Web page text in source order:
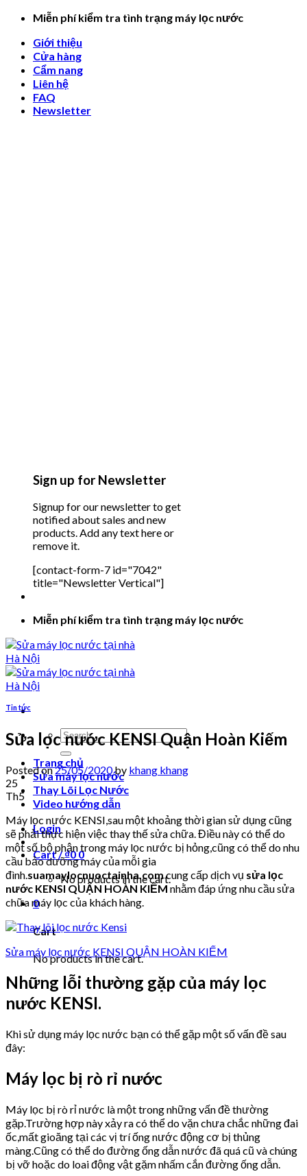
Skip
content
Miễn phí kiểm tra tình trạng máy lọc nước
Giới thiệu
Cửa hàng
Cẩm nang
Liên hệ
FAQ
Newsletter
Sign up for Newsletter
Signup for our newsletter to get
notified about sales and new
products. Add any text here or
remove it.
[contact-form-7 id="7042"
title="Newsletter Vertical"]
Miễn phí kiểm tra tình trạng máy lọc nước
Search
for:
Trang chủ
Sửa máy lọc nước
Thay Lõi Lọc Nước
Video hướng dẫn
Login
Cart /₫0 0
No products in the cart.
0
Cart
No products in the cart.
Tin tức
Sửa lọc nước KENSI Quận Hoàn Kiếm
Posted on25/05/2020by khang khang
25
Th5
Máy lọc nước KENSI,sau một khoảng thời gian sử dụng cũng
sẽ phải thực hiện việc thay thế sửa chữa. Điều này có thể do
một số bộ phận trong máy lọc nước bị hỏng,cũng có thể do nhu
cầu bảo dưỡng máy của mỗi gia
đình.suamaylocnuoctainha.comcung cấp dịch vụ sửa lọc
nước KENSI QUẬN HOÀN KIẾM nhằm đáp ứng nhu cầu sửa
chữa máy lọc của khách hàng.
Sửa máy lọc nước KENSI QUẬN HOÀN KIẾM
Những lỗi thường gặp của máy lọc
nước KENSI.
Khi sử dụng máy lọc nước bạn có thể gặp một số vấn đề sau
đây:
Máy lọc bị rò rỉ nước
Máy lọc bị rò rỉ nước là một trong những vấn đề thường
gặp.Trường hợp này xảy ra có thể do vặn chưa chắc những đai
ốc,mất gioăng tại các vị trí ống nước động cơ bị thủng
màng.Cũng có thể do đường ống dẫn nước đã quá cũ và chúng
bị vỡ hoặc do loai động vật gặm nhấm cắn đường ống dẫn.